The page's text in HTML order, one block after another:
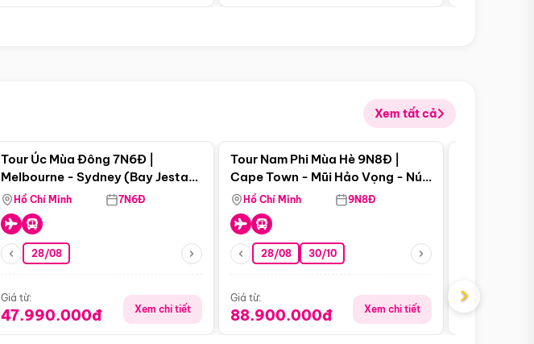
Xem tất cả
Tour Úc Mùa Đông 7N6Đ |
Melbourne - Sydney (Bay Jestar
Airways)
Hồ Chí Minh 7N6Đ
28/08
Giá từ:
47.990.000đ Xem chi tiết
Điểm nổi bật
Tour Nam Phi Mùa Hè 9N8Đ |
Cape Town - Mũi Hảo Vọng - Núi
Bàn - Johannesburg - Pretoria -
Safari - Lodge
Hồ Chí Minh 9N8Đ
28/08 30/10
Giá từ:
88.900.000đ Xem chi tiết
Giá từ:
›